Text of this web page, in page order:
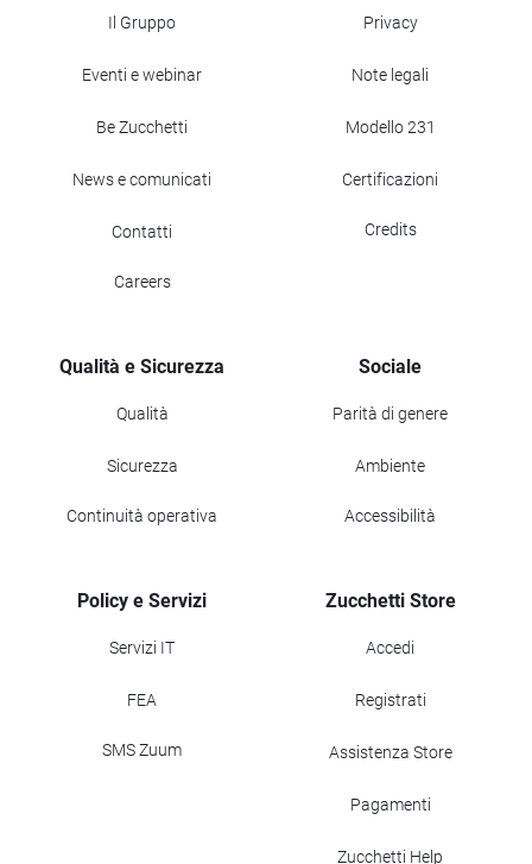
Il Gruppo
Eventi e webinar
Be Zucchetti
News e comunicati
Contatti
Careers
Privacy
Note legali
Modello 231
Certificazioni
Credits
Qualità e Sicurezza
Qualità
Sicurezza
Continuità operativa
Sociale
Parità di genere
Ambiente
Accessibilità
Policy e Servizi
Servizi IT
FEA
SMS Zuum
Zucchetti Store
Accedi
Registrati
Assistenza Store
Pagamenti
Zucchetti Help